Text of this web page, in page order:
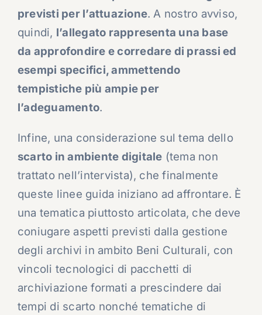
previsti per l’attuazione. A nostro avviso,
quindi, l’allegato rappresenta una base
da approfondire e corredare di prassi ed
esempi specifici, ammettendo
tempistiche più ampie per
l’adeguamento.
Infine, una considerazione sul tema dello
scarto in ambiente digitale (tema non
trattato nell’intervista), che finalmente
queste linee guida iniziano ad affrontare. È
una tematica piuttosto articolata, che deve
coniugare aspetti previsti dalla gestione
degli archivi in ambito Beni Culturali, con
vincoli tecnologici di pacchetti di
archiviazione formati a prescindere dai
tempi di scarto nonché tematiche di